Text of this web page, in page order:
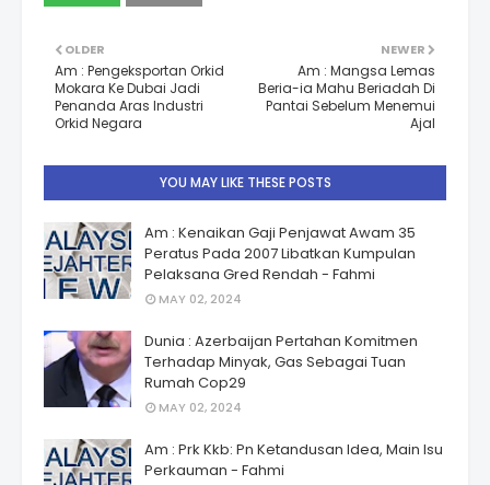
NEWER
Am : Mangsa Lemas
Beria-ia Mahu Beriadah Di
Pantai Sebelum Menemui
Ajal
OLDER
Am : Pengeksportan Orkid
Mokara Ke Dubai Jadi
Penanda Aras Industri
Orkid Negara
YOU MAY LIKE THESE POSTS
Am : Kenaikan Gaji Penjawat Awam 35
Peratus Pada 2007 Libatkan Kumpulan
Pelaksana Gred Rendah - Fahmi
MAY 02, 2024
Dunia : Azerbaijan Pertahan Komitmen
Terhadap Minyak, Gas Sebagai Tuan
Rumah Cop29
MAY 02, 2024
Am : Prk Kkb: Pn Ketandusan Idea, Main Isu
Perkauman - Fahmi